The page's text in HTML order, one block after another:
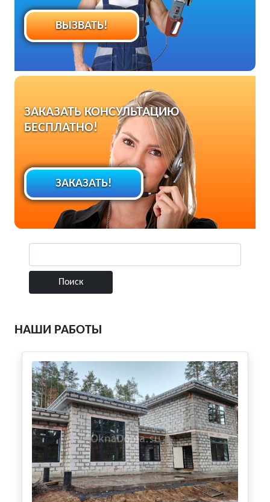
ВЫЗВАТЬ!
ЗАКАЗАТЬ КОНСУЛЬТАЦИЮ
БЕСПЛАТНО!
ЗАКАЗАТЬ!
НАШИ РАБОТЫ